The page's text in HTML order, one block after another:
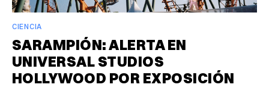
CIENCIA
SARAMPIÓN: ALERTA EN
UNIVERSAL STUDIOS
HOLLYWOOD POR EXPOSICIÓN